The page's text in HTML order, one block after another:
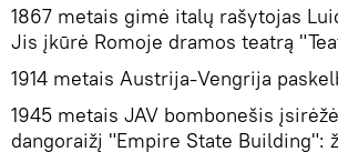
1867 metais gimė italų rašytojas
Jis įkūrė Romoje dramos teatrą
1914 metais Austrija-Vengrija
1945 metais JAV bombonešis
dangoraižį "Empire State Building":